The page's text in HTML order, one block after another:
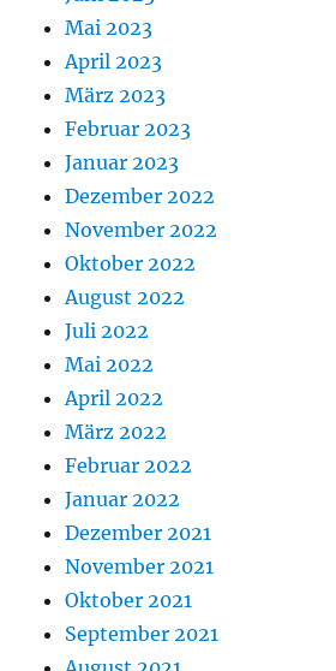
Mai 2023
April 2023
März 2023
Februar 2023
Januar 2023
Dezember 2022
November 2022
Oktober 2022
August 2022
Juli 2022
Mai 2022
April 2022
März 2022
Februar 2022
Januar 2022
Dezember 2021
November 2021
Oktober 2021
September 2021